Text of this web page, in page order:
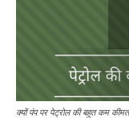
क्यों पंप पर पेट्रोल की बहुत कम कीमत